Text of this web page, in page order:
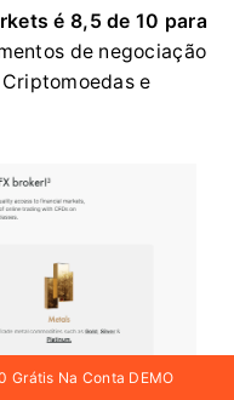
é 8,5 de 10 para
de negociação
e
Grátis Na Conta DEMO